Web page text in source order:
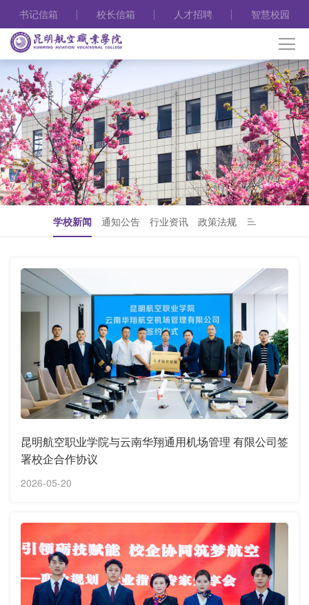
书记信箱 校长信箱 人才招聘 智慧校园
学校新闻 通知公告 行业资讯 政策法规
昆明航空职业学院与云南华翔通用机场管理 有限公司签
署校企合作协议
2026-05-20